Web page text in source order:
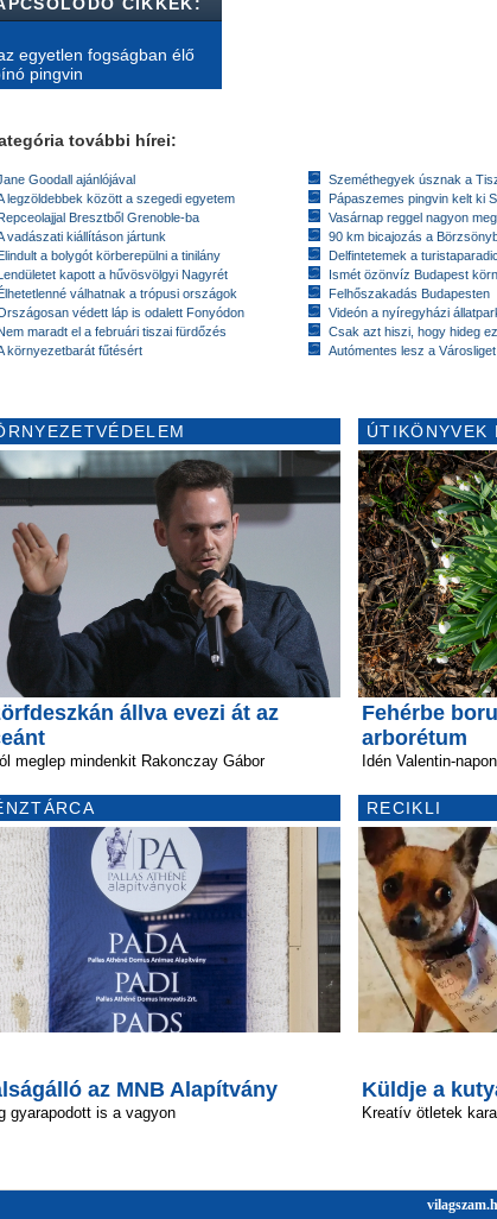
egyetlen fogságban élő
pingvin
további hírei:
Goodall ajánlójával
legzöldebbek között a szegedi egyetem
Bresztből Grenoble-ba
vadászati kiállításon jártunk
a bolygót körberepülni a tinilány
kapott a hűvösvölgyi Nagyrét
válhatnak a trópusi országok
védett láp is odalett Fonyódon
maradt el a februári tiszai fürdőzés
környezetbarát fűtésért
Szeméthegyek úsznak a
Pápaszemes pingvin kelt ki
Vasárnap reggel nagyon
90 km bicajozás a
Delfintetemek a
Ismét özönvíz Budapest
Felhőszakadás Budapesten
Videón a nyíregyházi
Csak azt hiszi, hogy hideg
Autómentes lesz a Városliget
állva evezi át az
meglep mindenkit Rakonczay Gábor
az MNB Alapítvány
gyarapodott is a vagyon
ÚTIKÖNYVEK
Fehérbe
arborétum
Idén Valentin-
RECIKLI
Küldje a
Kreatív ötletek